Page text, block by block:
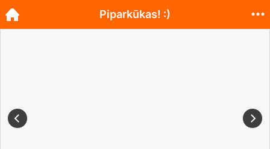
Piparkūkas! :)